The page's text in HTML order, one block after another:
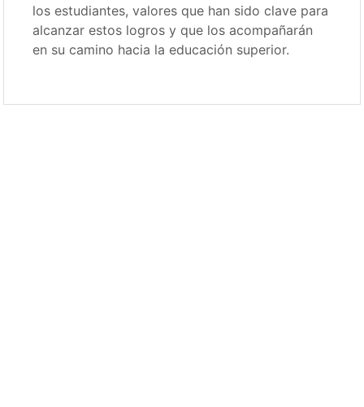
los estudiantes, valores que han sido clave para
alcanzar estos logros y que los acompañarán
en su camino hacia la educación superior.